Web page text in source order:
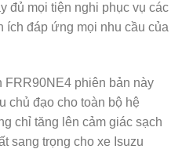
đủ mọi tiện nghi phục vụ các
ích đáp ứng mọi nhu cầu của
FRR90NE4 phiên bản này
chủ đạo cho toàn bộ hệ
chỉ tăng lên cảm giác sạch
sang trọng cho xe Isuzu